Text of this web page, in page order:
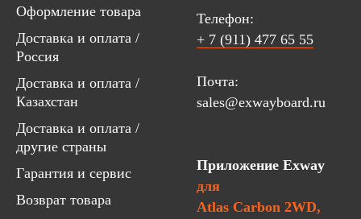
Оформление товара
Доставка и оплата /
Россия
Доставка и оплата /
Казахстан
Доставка и оплата /
другие страны
Гарантия и сервис
Возврат товара
Телефон:
+ 7 (911) 477 65 55
Почта:
sales@exwayboard.ru
Приложение Exway
для
Atlas Carbon 2WD,